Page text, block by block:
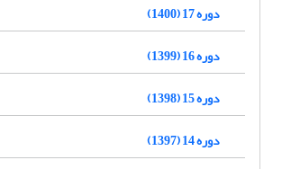
دوره 17 (1400)
دوره 16 (1399)
دوره 15 (1398)
دوره 14 (1397)